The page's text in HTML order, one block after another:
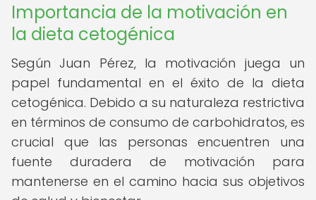
Importancia de la motivación en
la dieta cetogénica
Según Juan Pérez, la motivación juega un
papel fundamental en el éxito de la dieta
cetogénica. Debido a su naturaleza restrictiva
en términos de consumo de carbohidratos, es
crucial que las personas encuentren una
fuente duradera de motivación para
mantenerse en el camino hacia sus objetivos